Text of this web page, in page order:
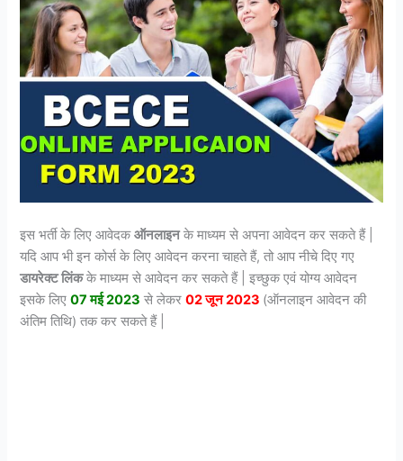
इस भर्ती के लिए आवेदकऑनलाइनके माध्यम से अपना आवेदन कर सकते हैं |
यदि आप भी इन कोर्स के लिए आवेदन करना चाहते हैं, तो आप नीचे दिए गए
डायरेक्ट लिंकके माध्यम से आवेदन कर सकते हैं | इच्छुक एवं योग्य आवेदन
इसके लिए07 मई 2023 से लेकर02 जून 2023 (ऑनलाइन आवेदन की
अंतिम तिथि) तक कर सकते हैं |